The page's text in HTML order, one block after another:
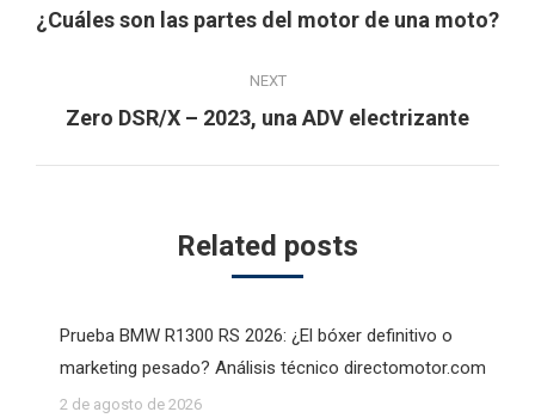
navigation
Previous
¿Cuáles son las partes del motor de una moto?
NEXT
Next
Zero DSR/X – 2023, una ADV electrizante
Related posts
Prueba BMW R1300 RS 2026: ¿El bóxer definitivo o
marketing pesado? Análisis técnico directomotor.com
2 de agosto de 2026